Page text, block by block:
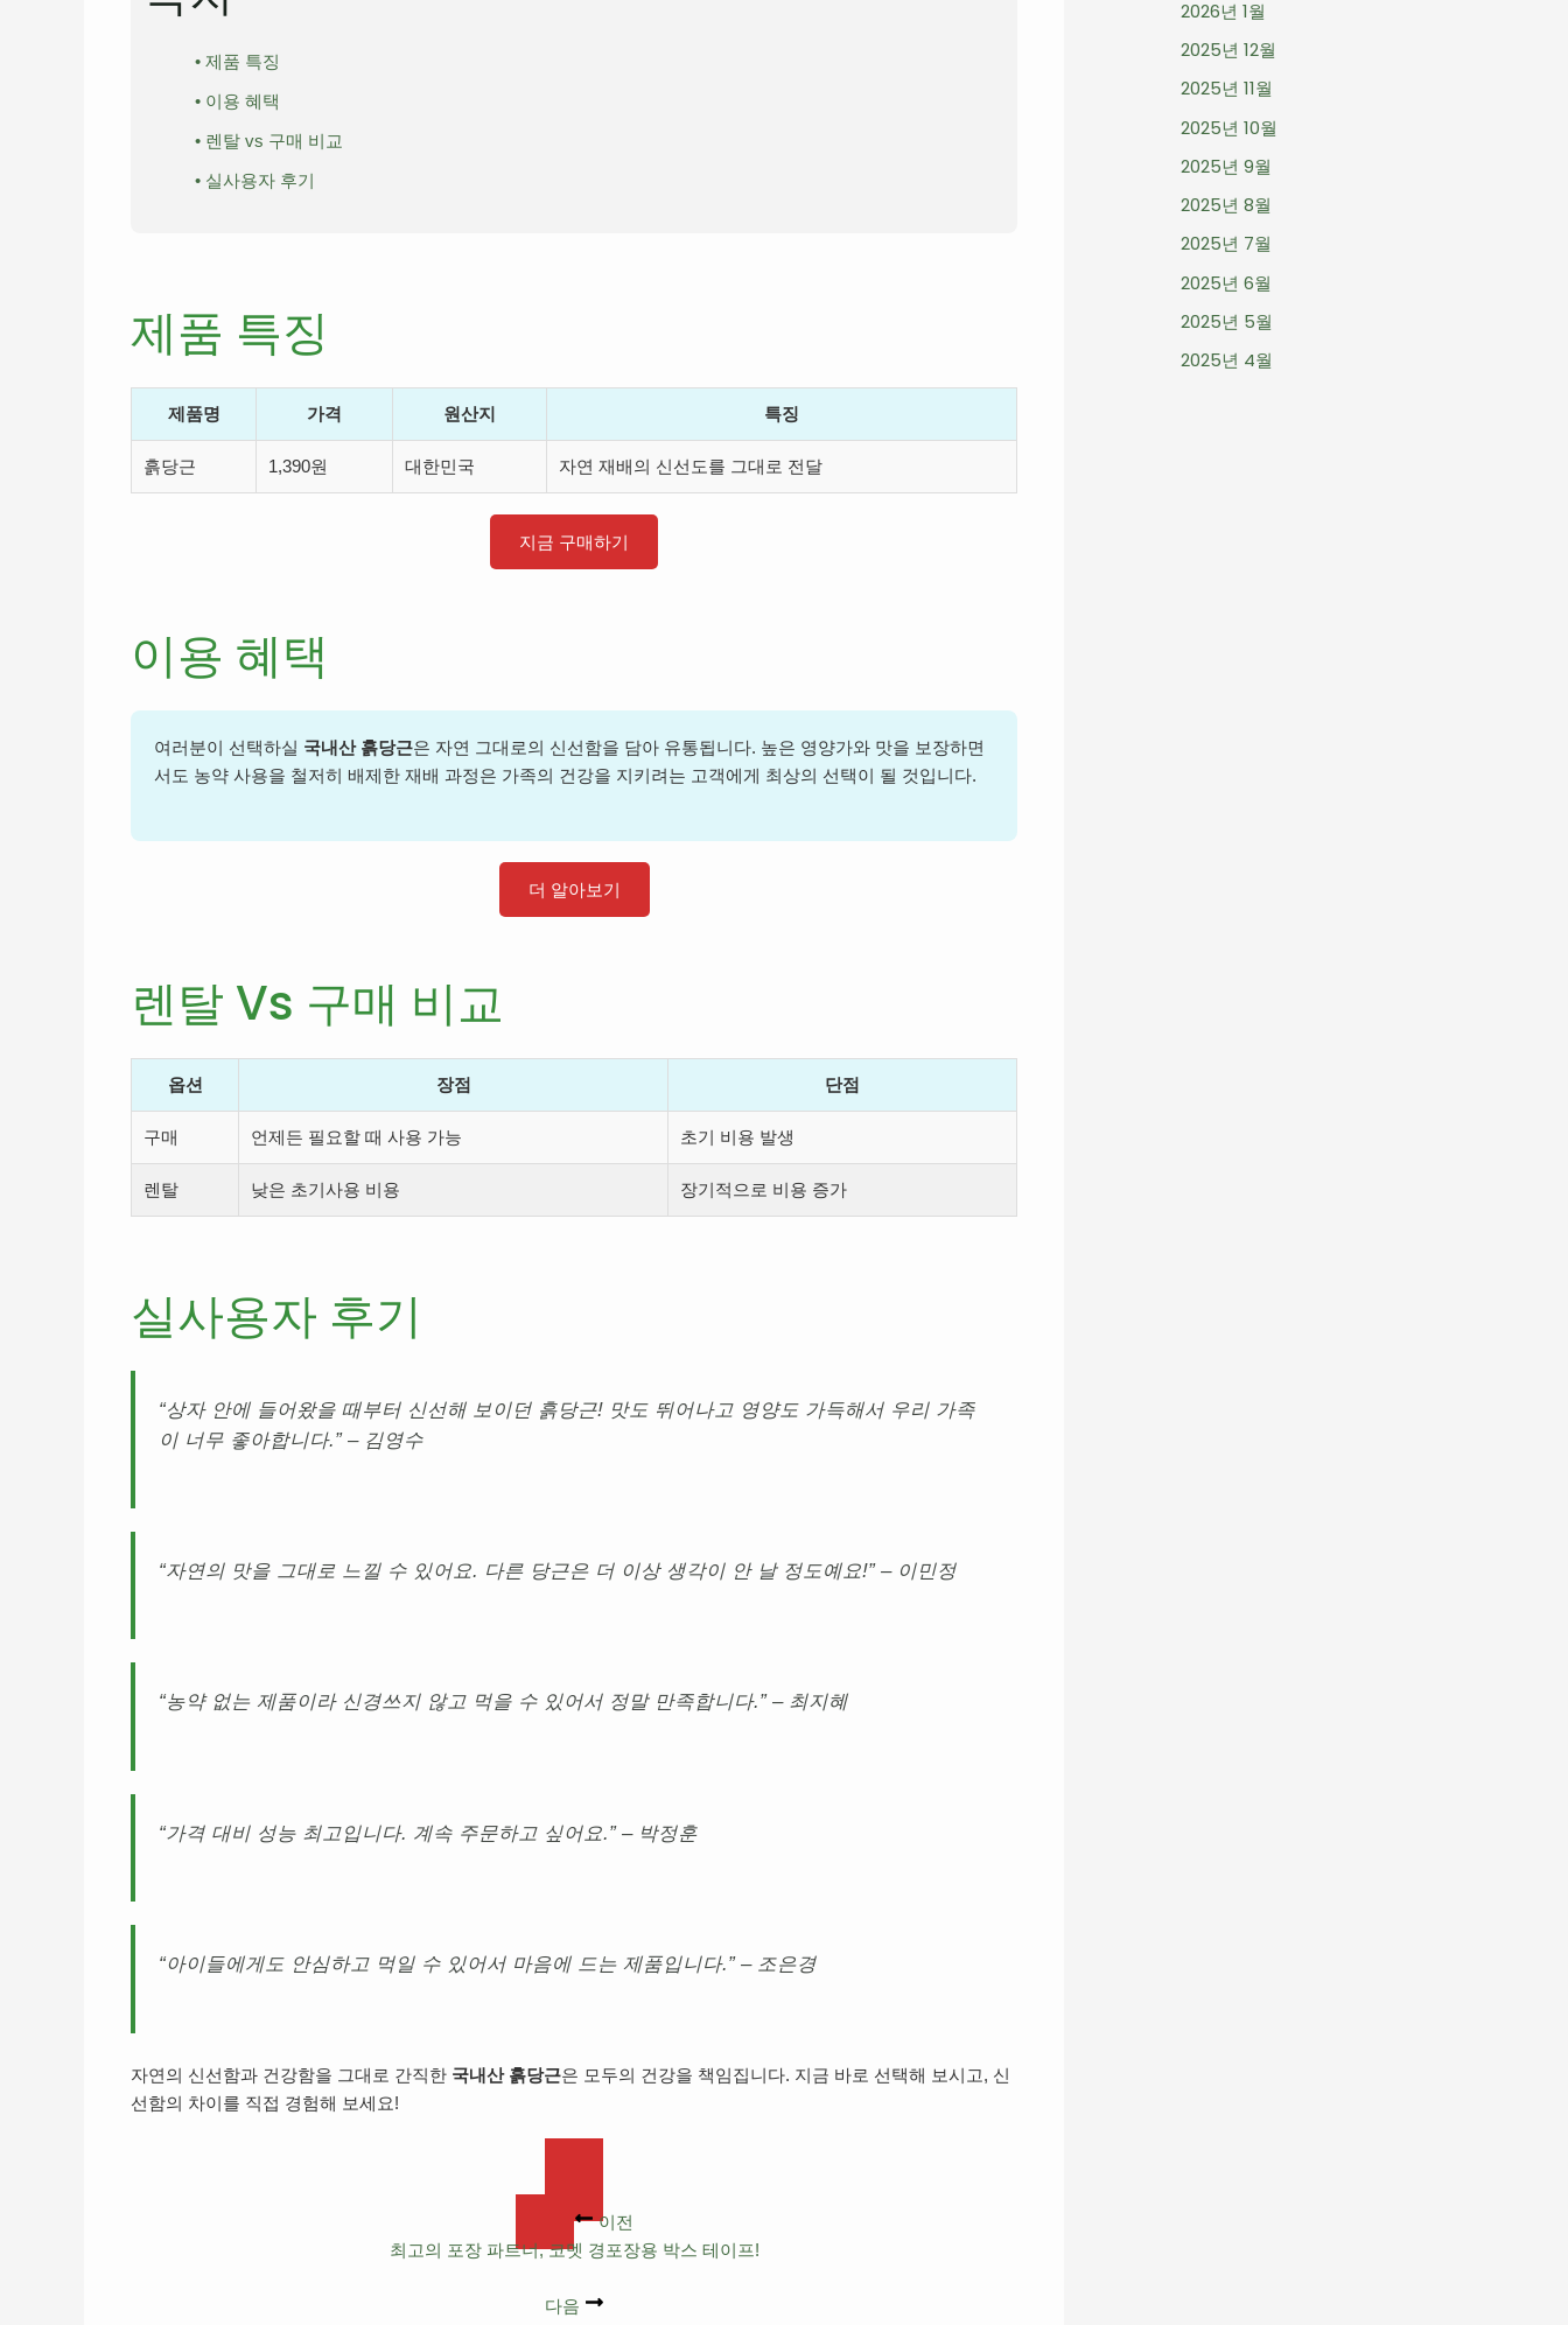
• 제품 특징
• 이용 혜택
• 렌탈 vs 구매 비교
• 실사용자 후기
제품 특징
제품명 가격 원산지 특징
흙당근 1,390원 대한민국 자연 재배의 신선도를 그대로 전달
지금 구매하기
이용 혜택
여러분이 선택하실 국내산 흙당근은 자연 그대로의 신선함을 담아 유통됩니다. 높은 영양가와 맛을 보장하면
서도 농약 사용을 철저히 배제한 재배 과정은 가족의 건강을 지키려는 고객에게 최상의 선택이 될 것입니다.
더 알아보기
렌탈 Vs 구매 비교
옵션 장점 단점
구매 언제든 필요할 때 사용 가능 초기 비용 발생
렌탈 낮은 초기사용 비용 장기적으로 비용 증가
실사용자 후기
“상자 안에 들어왔을 때부터 신선해 보이던 흙당근! 맛도 뛰어나고 영양도 가득해서 우리 가족
이 너무 좋아합니다.” – 김영수
“자연의 맛을 그대로 느낄 수 있어요. 다른 당근은 더 이상 생각이 안 날 정도예요!” – 이민정
“농약 없는 제품이라 신경쓰지 않고 먹을 수 있어서 정말 만족합니다.” – 최지혜
“가격 대비 성능 최고입니다. 계속 주문하고 싶어요.” – 박정훈
“아이들에게도 안심하고 먹일 수 있어서 마음에 드는 제품입니다.” – 조은경
자연의 신선함과 건강함을 그대로 간직한 국내산 흙당근은 모두의 건강을 책임집니다. 지금 바로 선택해 보시고, 신
선함의 차이를 직접 경험해 보세요!
이전
최고의 포장 파트너, 코멧 경포장용 박스 테이프!
다음
2026년 1월
2025년 12월
2025년 11월
2025년 10월
2025년 9월
2025년 8월
2025년 7월
2025년 6월
2025년 5월
2025년 4월